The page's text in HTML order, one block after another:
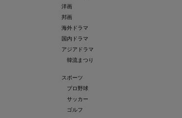
洋画
邦画
海外ドラマ
国内ドラマ
アジアドラマ
韓流まつり
スポーツ
プロ野球
サッカー
ゴルフ